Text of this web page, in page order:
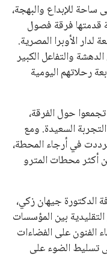
للإبداع والبهجة،
فرقة فصول
لدار الأوبرا المصرية.
والتفاعل الكبير
رحلاتهم اليومية
حول الفرقة،
السعيدة. ومع
في أرجاء المحطة،
أكثر محطات المترو
الدكتورة جيهان زكي،
بين المؤسسات
الفنون على الفضاءات
تسليط الضوء على